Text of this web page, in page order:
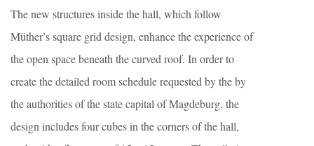
The new structures inside the hall, which follow
Müther’s square grid design, enhance the experience of
the open space beneath the curved roof. In order to
create the detailed room schedule requested by the by
the authorities of the state capital of Magdeburg, the
design includes four cubes in the corners of the hall,